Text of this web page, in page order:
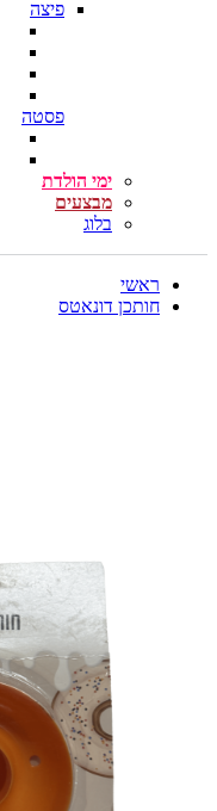
פיצה
פסטה
ימי הולדת
מבצעים
בלוג
ראשי
חותכן דונאטס